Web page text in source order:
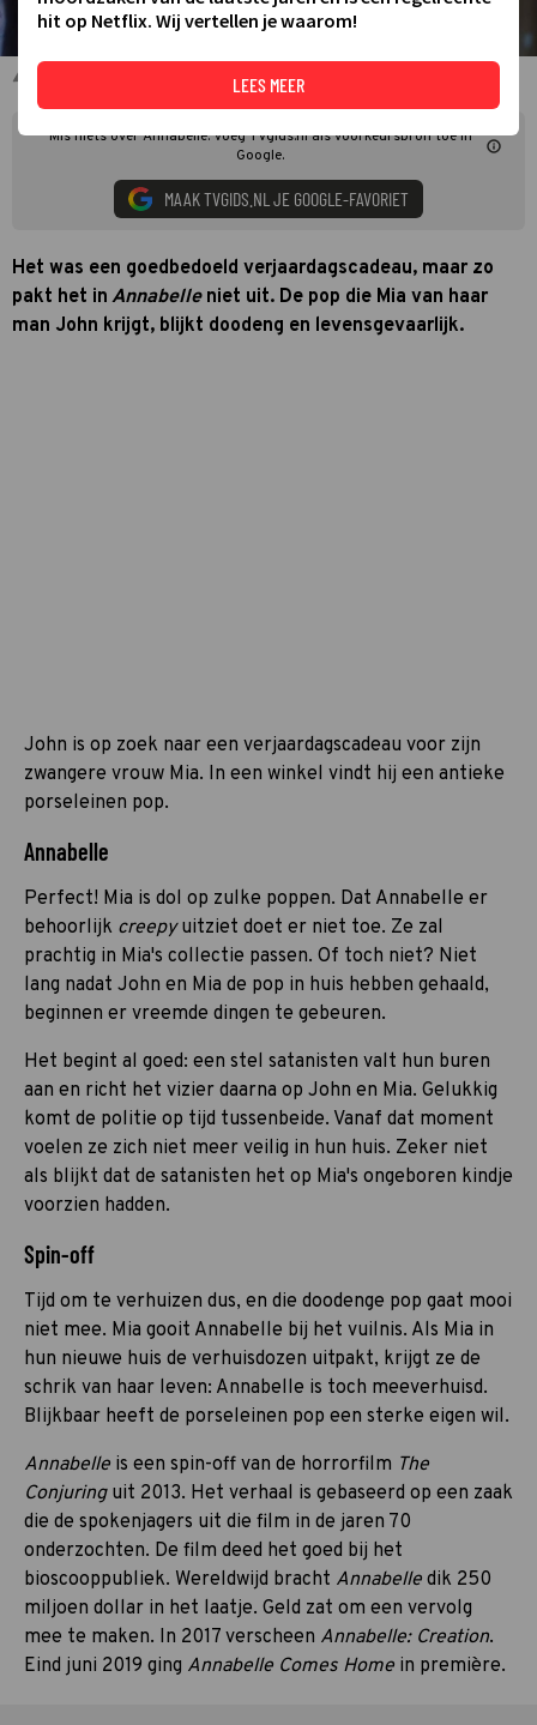
Annabelle Wallis in Annabelle
Mis niets over Annabelle. Voeg TVgids.nl als voorkeursbron toe in
Google.
MAAK TVGIDS.NL JE GOOGLE-FAVORIET
Het was een goedbedoeld verjaardagscadeau, maar zo
pakt het in Annabelleniet uit. De pop die Mia van haar
man John krijgt, blijkt doodeng en levensgevaarlijk.
John is op zoek naar een verjaardagscadeau voor zijn
zwangere vrouw Mia. In een winkel vindt hij een antieke
porseleinen pop.
Annabelle
Perfect! Mia is dol op zulke poppen. Dat Annabelle er
behoorlijk creepyuitziet doet er niet toe. Ze zal
prachtig in Mia's collectie passen. Of toch niet? Niet
lang nadat John en Mia de pop in huis hebben gehaald,
beginnen er vreemde dingen te gebeuren.
Het begint al goed: een stel satanisten valt hun buren
aan en richt het vizier daarna op John en Mia. Gelukkig
komt de politie op tijd tussenbeide. Vanaf dat moment
voelen ze zich niet meer veilig in hun huis. Zeker niet
als blijkt dat de satanisten het op Mia's ongeboren kindje
voorzien hadden.
Spin-off
Tijd om te verhuizen dus, en die doodenge pop gaat mooi
niet mee. Mia gooit Annabelle bij het vuilnis. Als Mia in
hun nieuwe huis de verhuisdozen uitpakt, krijgt ze de
schrik van haar leven: Annabelle is toch meeverhuisd.
Blijkbaar heeft de porseleinen pop een sterke eigen wil.
Annabelle is een spin-off van de horrorfilm The
Conjuring uit 2013. Het verhaal is gebaseerd op een zaak
die de spokenjagers uit die film in de jaren 70
onderzochten. De film deed het goed bij het
bioscooppubliek. Wereldwijd bracht Annabelle dik 250
miljoen dollar in het laatje. Geld zat om een vervolg
mee te maken. In 2017 verscheen Annabelle: Creation.
Eind juni 2019 ging Annabelle Comes Home in première.
hit op Netflix. Wij vertellen je waarom!
LEES MEER